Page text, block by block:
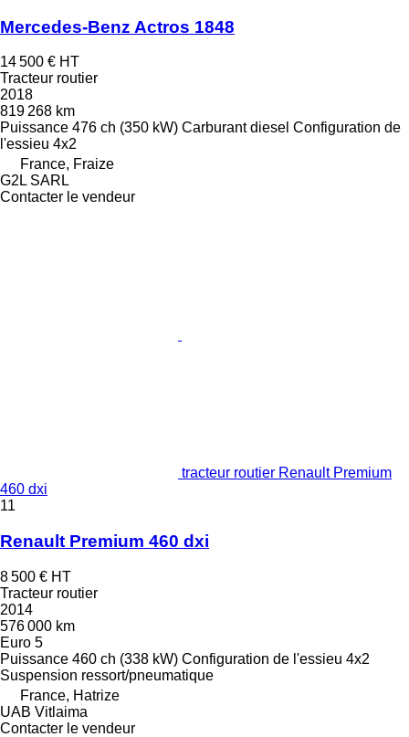
Mercedes-Benz Actros 1848
14 500 € HT
Tracteur routier
2018
819 268 km
Puissance 476 ch (350 kW) Carburant diesel Configuration de
l'essieu 4x2
France, Fraize
G2L SARL
Contacter le vendeur
tracteur routier Renault Premium
460 dxi
11
Renault Premium 460 dxi
8 500 € HT
Tracteur routier
2014
576 000 km
Euro 5
Puissance 460 ch (338 kW) Configuration de l'essieu 4x2
Suspension ressort/pneumatique
France, Hatrize
UAB Vitlaima
Contacter le vendeur